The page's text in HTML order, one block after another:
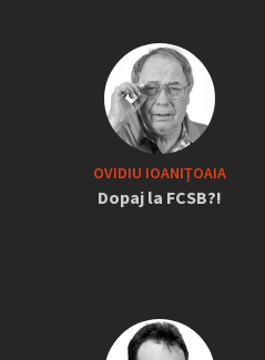
OVIDIU IOANIŢOAIA
Dopaj la FCSB?!